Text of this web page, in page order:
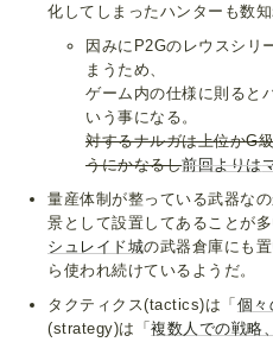
化してしまったハンターも数知
因みにP2Gのレウスシリ
まうため、
ゲーム内の仕様に則ると
いう事になる。
対するナルガは上位かG
うにかなるし前回よりは
量産体制が整っている武器なの
景として設置してあることが多
シュレイド城の武器倉庫にも
ら使われ続けているようだ。
タクティクス(tactics)は「 個々
(strategy)は「複数人での戦略